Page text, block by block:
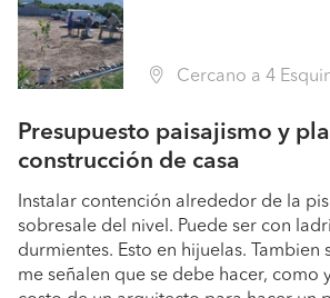
Cercano a 4 Esquinas, Hijuelas (Región V
Presupuesto paisajismo y
construcción de casa
Instalar contención alrededor de la
sobresale del nivel. Puede ser con
durmientes. Esto en hijuelas. Tambien
me señalen que se debe hacer, como